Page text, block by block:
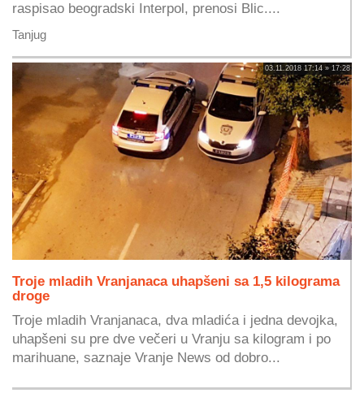
raspisao beogradski Interpol, prenosi Blic....
Tanjug
03.11.2018 17:14 » 17:28
Troje mladih Vranjanaca uhapšeni sa 1,5 kilograma
droge
Troje mladih Vranjanaca, dva mladića i jedna devojka,
uhapšeni su pre dve večeri u Vranju sa kilogram i po
marihuane, saznaje Vranje News od dobro...